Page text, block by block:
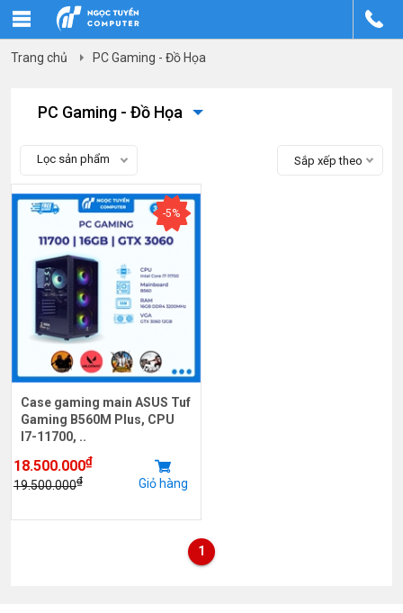
Trang chủ PC Gaming - Đồ Họa
PC Gaming - Đồ Họa
Lọc sản phẩm Sắp xếp theo
-5%
Case gaming main ASUS Tuf
Gaming B560M Plus, CPU
I7-11700, ..
18.500.000₫
19.500.000₫ Giỏ hàng
1